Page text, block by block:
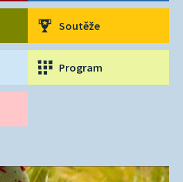
Soutěže
Program